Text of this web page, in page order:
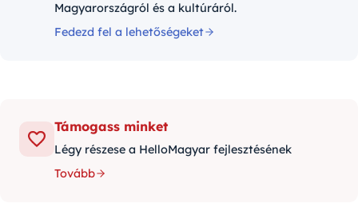
Magyarországról és a kultúráról.
Fedezd fel a lehetőségeket
Támogass minket
Légy részese a HelloMagyar fejlesztésének
Tovább